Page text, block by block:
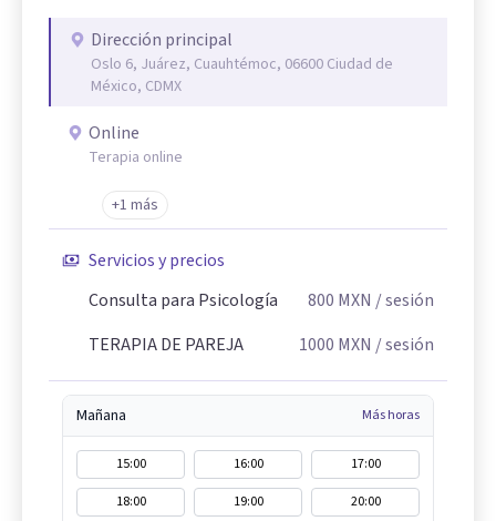
Dirección principal
Oslo 6, Juárez, Cuauhtémoc, 06600 Ciudad de
México, CDMX
Online
Terapia online
+1 más
Servicios y precios
Consulta para Psicología
800 MXN / sesión
TERAPIA DE PAREJA
1000 MXN / sesión
Mañana Más horas
15:00 16:00
17:00
18:00
19:00 20:00